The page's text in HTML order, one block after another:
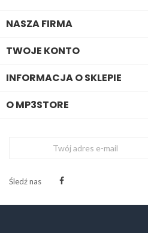
NASZA FIRMA
TWOJE KONTO
INFORMACJA O SKLEPIE
O MP3STORE
Śledź nas